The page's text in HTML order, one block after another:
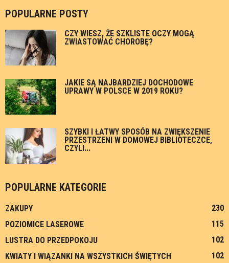
POPULARNE POSTY
CZY WIESZ, ŻE SZKLISTE OCZY MOGĄ
ZWIASTOWAĆ CHOROBĘ?
JAKIE SĄ NAJBARDZIEJ DOCHODOWE
UPRAWY W POLSCE W 2019 ROKU?
SZYBKI I ŁATWY SPOSÓB NA ZWIĘKSZENIE
PRZESTRZENI W DOMOWEJ BIBLIOTECZCE,
CZYLI...
POPULARNE KATEGORIE
ZAKUPY
230
POZIOMICE LASEROWE
115
LUSTRA DO PRZEDPOKOJU
102
KWIATY I WIĄZANKI NA WSZYSTKICH ŚWIĘTYCH
102